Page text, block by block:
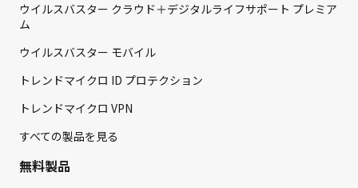
ウイルスバスター クラウド＋デジタルライフサポート プレミア
ム
ウイルスバスター モバイル
トレンドマイクロ ID プロテクション
トレンドマイクロ VPN
すべての製品を見る
無料製品